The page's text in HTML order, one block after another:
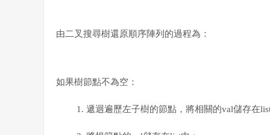
由二叉搜尋樹還原順序陣列的過程為：
如果樹節點不為空：
遞迴遍歷左子樹的節點，將相關的val儲存在